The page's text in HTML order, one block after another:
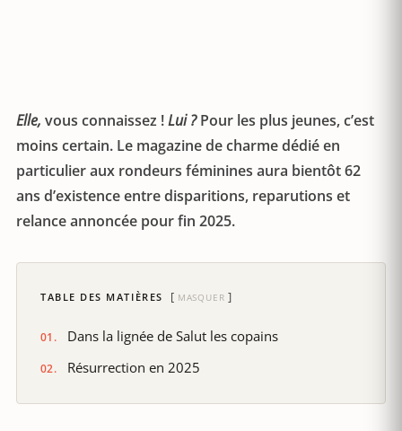
Elle, vous connaissez !Lui ?Pour les plus jeunes, c’est
moins certain. Le magazine de charme dédié en
particulier aux rondeurs féminines aura bientôt 62
ans d’existence entre disparitions, reparutions et
relance annoncée pour fin 2025.
TABLE DES MATIÈRES MASQUER
Dans la lignée de Salut les copains
Résurrection en 2025